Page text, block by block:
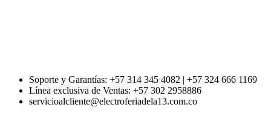
Soporte y Garantías: +57 314 345 4082 | +57 324 666 1169
Línea exclusiva de Ventas: +57 302 2958886
servicioalcliente@electroferiadela13.com.co